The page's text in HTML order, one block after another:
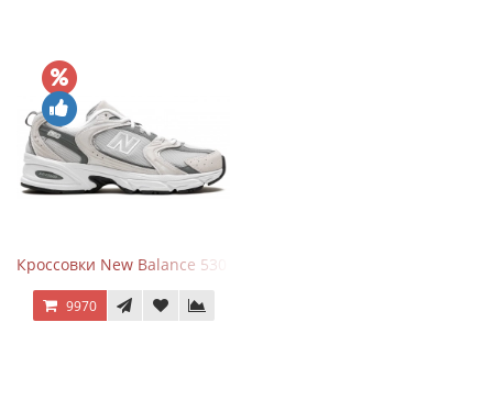
Кроссовки New Balance 530 Grey Matter Harbor Grey
9970